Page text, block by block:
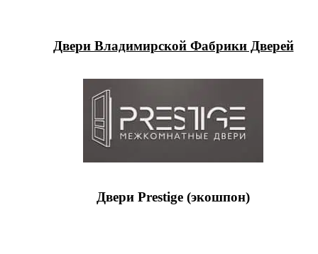
Двери Владимирской Фабрики Дверей
Двери Prestige (экошпон)